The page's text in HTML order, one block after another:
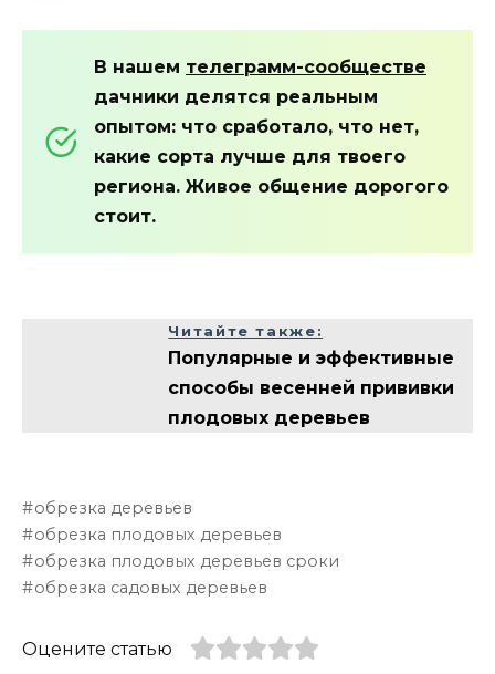
В нашем телеграмм-сообществе
дачники делятся реальным
опытом: что сработало, что нет,
какие сорта лучше для твоего
региона. Живое общение дорогого
стоит.
Читайте также:
Популярные и эффективные
способы весенней прививки
плодовых деревьев
обрезка деревьев
обрезка плодовых деревьев
обрезка плодовых деревьев сроки
обрезка садовых деревьев
Оцените статью